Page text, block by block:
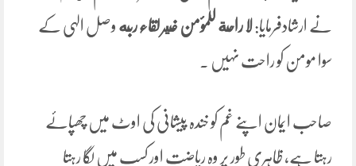
نے ارشادفرمایا:لا راحة للمؤمن غير لقاء ربه وصل الہی کے
سوا مومن کو راحت نہیں ۔
صاحب ایمان اپنے غم کو خندہ پیشانی کی اوٹ میں چھپائے
رہتا ہے، ظاہری طور پر وہ ریاضت اور کسب میں لگا رہتا